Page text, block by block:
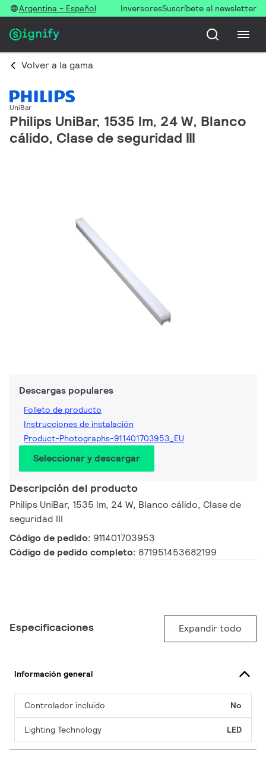
Argentina - Español InversoresSuscríbete al newsletter
Volver a la gama
UniBar
Philips UniBar, 1535 lm, 24 W, Blanco
cálido, Clase de seguridad III
Descargas populares
Folleto de producto
Instrucciones de instalación
Product-Photographs-911401703953_EU
Seleccionar y descargar
Descripción del producto
Philips UniBar, 1535 lm, 24 W, Blanco cálido, Clase de
seguridad III
Código de pedido: 911401703953
Código de pedido completo: 871951453682199
Especificaciones Expandir todo
Información general
Controlador incluido No
Lighting Technology LED